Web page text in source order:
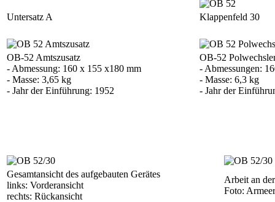
Untersatz A Klappenfeld 30
OB-52 Amtszusatz
- Abmessung: 160 x 155 x180 mm
- Masse: 3,65 kg
- Jahr der Einführung: 1952
OB-52
- Abmessungen:
- Masse: 6,3 kg
- Jahr der
Gesamtansicht des aufgebauten Gerätes
links: Vorderansicht
rechts: Rückansicht
Arbeit an
Foto: